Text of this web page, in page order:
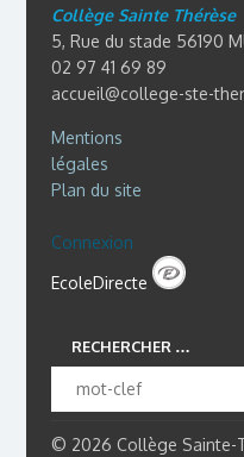
Collège Sainte Thérèse
5, Rue du stade 56190
02 97 41 69 89
accueil@college-ste-
Mentions
légales
Plan du site
Connexion
EcoleDirecte
RECHERCHER …
© 2026 Collège Sainte-